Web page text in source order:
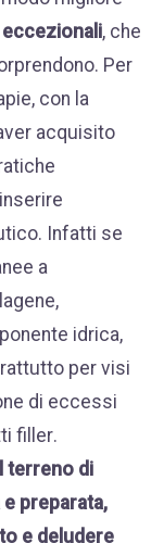
, che
Per
con la
acquisito
Infatti se
a
idrica,
per visi
di eccessi
filler.
terreno di
preparata,
e deludere